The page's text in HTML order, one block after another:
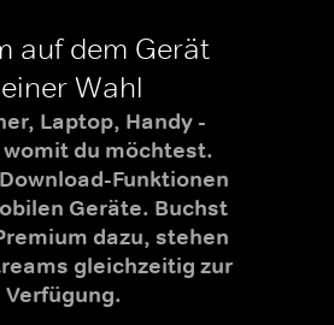
auf dem Gerät
Wahl
Laptop, Handy -
du möchtest.
Funktionen
Geräte. Buchst
dazu, stehen
gleichzeitig zur
Verfügung.